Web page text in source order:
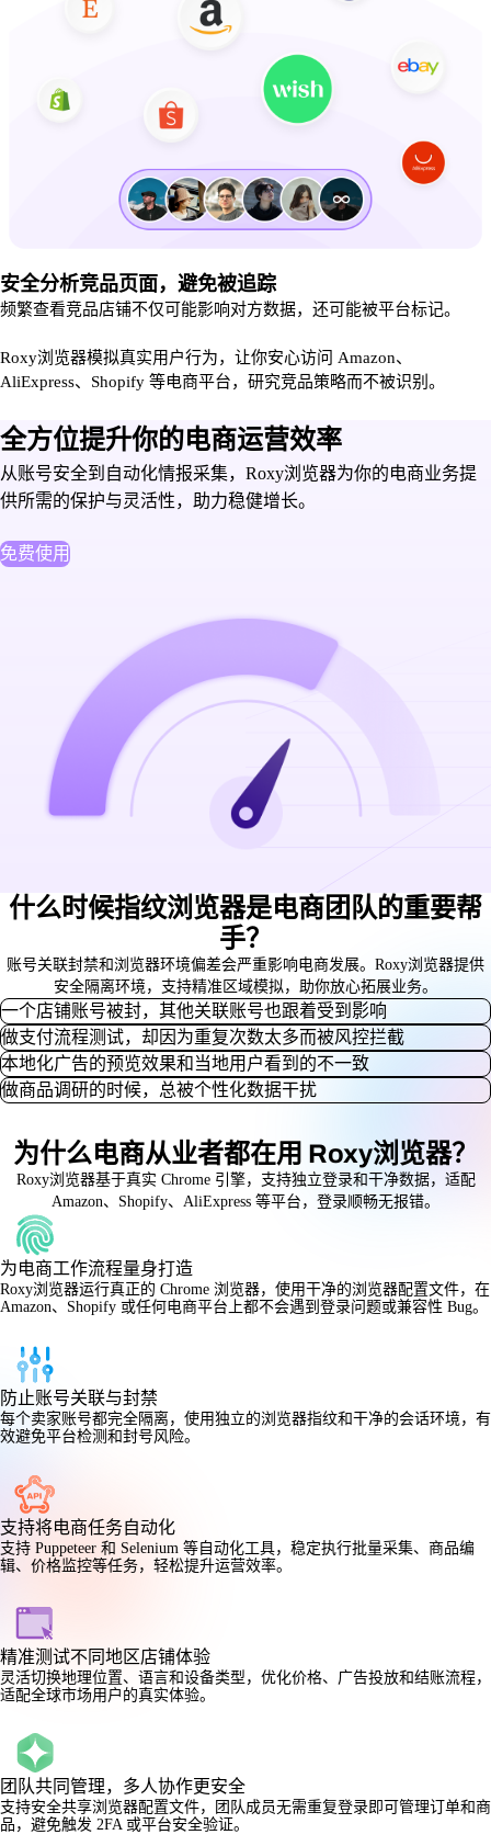
安全分析竞品页面，避免被追踪
频繁查看竞品店铺不仅可能影响对方数据，还可能被平台标记。
Roxy浏览器模拟真实用户行为，让你安心访问 Amazon、
AliExpress、Shopify 等电商平台，研究竞品策略而不被识别。
全方位提升你的电商运营效率
从账号安全到自动化情报采集，Roxy浏览器为你的电商业务提
供所需的保护与灵活性，助力稳健增长。
免费使用
什么时候指纹浏览器是电商团队的重要帮
手？
账号关联封禁和浏览器环境偏差会严重影响电商发展。Roxy浏览器提供
安全隔离环境，支持精准区域模拟，助你放心拓展业务。
一个店铺账号被封，其他关联账号也跟着受到影响
有些卖家管理两个或多个亚马逊店铺时，常因浏览器指纹或IP地址关
联，被平台一夜之间全部封禁。避免使用共享设备数据是防止连锁封号
的关键。Roxy浏览器为每个账号创建完全独立的浏览器环境，配备独特
做支付流程测试，却因为重复次数太多而被风控拦截
在同一浏览器反复测试 Stripe 或 PayPal 结算流程，容易触发反欺诈警
报，影响测试质量。
净、无共享缓存的会话，保证支付测试顺畅可信。
本地化广告的预览效果和当地用户看到的不一致
仅靠 VPN 无法完全模拟真实的广告个性化投放，导致亚马逊、eBay 广告
准确的广告优化需要模拟真实设备和用户身份。Roxy浏览器模拟真实指
纹和地理位置，呈现更贴近用户的本地化广告预览，助力精准投放。
做商品调研的时候，总被个性化数据干扰
盖真实市场趋势。
要获得客观中立的产品调研数据，必须使用干净环境。Roxy浏览器启动
全新会话，无Cookies和追踪器，确保每次调研数据都真实可靠。
为什么电商从业者都在用 Roxy浏览器？
Roxy浏览器基于真实 Chrome 引擎，支持独立登录和干净数据，适配
Amazon、Shopify、AliExpress 等平台，登录顺畅无报错。
为电商工作流程量身打造
Roxy浏览器运行真正的 Chrome 浏览器，使用干净的浏览器配置文件，在
Amazon、Shopify 或任何电商平台上都不会遇到登录问题或兼容性 Bug。
防止账号关联与封禁
每个卖家账号都完全隔离，使用独立的浏览器指纹和干净的会话环境，有
效避免平台检测和封号风险。
支持将电商任务自动化
支持 Puppeteer 和 Selenium 等自动化工具，稳定执行批量采集、商品编
辑、价格监控等任务，轻松提升运营效率。
精准测试不同地区店铺体验
灵活切换地理位置、语言和设备类型，优化价格、广告投放和结账流程，
适配全球市场用户的真实体验。
团队共同管理，多人协作更安全
支持安全共享浏览器配置文件，团队成员无需重复登录即可管理订单和商
品，避免触发 2FA 或平台安全验证。